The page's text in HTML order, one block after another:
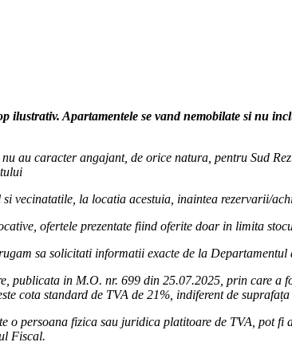
Apartamentele se vand nemobilate si nu
au caracter angajant, de orice natura, pentru Sud
vecinatatile, la locatia acestuia, inaintea rezervarii/
ofertele prezentate fiind oferite doar in limita
sa solicitati informatii exacte de la Departamentul
in M.O. nr. 699 din 25.07.2025, prin care a
cota standard de TVA de 21%, indiferent de
persoana fizica sau juridica platitoare de TVA, pot
Fiscal.